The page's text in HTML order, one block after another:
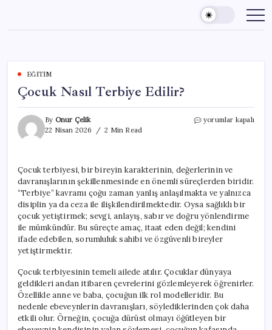
content
EĞITIM
Çocuk Nasıl Terbiye Edilir?
By Onur Çelik
22 Nisan 2026
2 Min Read
Çocuk
yorumlar kapalı
Çocuk terbiyesi, bir bireyin karakterinin, değerlerinin ve
davranışlarının şekillenmesinde en önemli süreçlerden biridir.
“Terbiye” kavramı çoğu zaman yanlış anlaşılmakta ve yalnızca
disiplin ya da ceza ile ilişkilendirilmektedir. Oysa sağlıklı bir
çocuk yetiştirmek; sevgi, anlayış, sabır ve doğru yönlendirme
ile mümkündür. Bu süreçte amaç, itaat eden değil; kendini
ifade edebilen, sorumluluk sahibi ve özgüvenli bireyler
yetiştirmektir.
Çocuk terbiyesinin temeli ailede atılır. Çocuklar dünyaya
geldikleri andan itibaren çevrelerini gözlemleyerek öğrenirler.
Özellikle anne ve baba, çocuğun ilk rol modelleridir. Bu
nedenle ebeveynlerin davranışları, söylediklerinden çok daha
etkili olur. Örneğin, çocuğa dürüst olmayı öğütleyen bir